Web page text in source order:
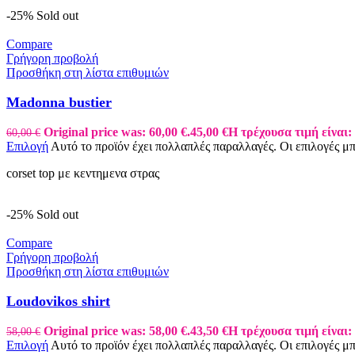
-25% Sold out
Compare
Γρήγορη προβολή
Προσθήκη στη λίστα επιθυμιών
Madonna bustier
60,00€ Original price was: 60,00 €.45,00 €Η τρέχουσα τιμή
Επιλογή Αυτό το προϊόν έχει πολλαπλές παραλλαγές. Οι επιλογές
corset top με κεντημενα στρας
-25% Sold out
Compare
Γρήγορη προβολή
Προσθήκη στη λίστα επιθυμιών
Loudovikos shirt
58,00€ Original price was: 58,00 €.43,50 €Η τρέχουσα τιμή
Επιλογή Αυτό το προϊόν έχει πολλαπλές παραλλαγές. Οι επιλογές